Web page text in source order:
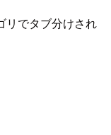
リでタブ分けされ